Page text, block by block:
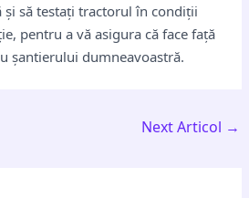
și să testați tractorul în condiții
pentru a vă asigura că face față
șantierului dumneavoastră.
Next Articol →